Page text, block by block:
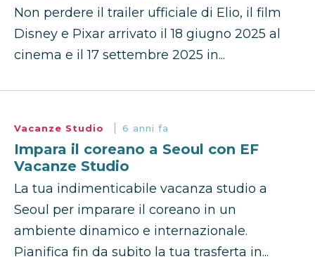
Non perdere il trailer ufficiale di Elio, il film
Disney e Pixar arrivato il 18 giugno 2025 al
cinema e il 17 settembre 2025 in...
Vacanze Studio 6 anni fa
Impara il coreano a Seoul con EF
Vacanze Studio
La tua indimenticabile vacanza studio a
Seoul per imparare il coreano in un
ambiente dinamico e internazionale.
Pianifica fin da subito la tua trasferta in...